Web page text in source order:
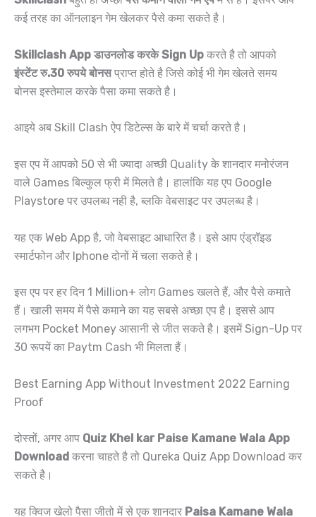
कई तरह का ऑनलाइन गेम खेलकर पैसे कमा सकते है।
Skillclash App डाउनलोड करके Sign Up करते है तो आपको
इंस्टेंट रु.30 रुपये बोनसप्राप्त होते है जिसे कोई भी गेम खेलते समय
बोनस इस्तेमाल करके पैसा कमा सकते है।
आइये अब Skill Clash ऐप डिटेल्स के बारे में चर्चा करते है।
इस एप में आपको 50 से भी ज्यादा अच्छी Quality के शानदार मनोरंजन
वाले Games बिल्कुल फ्री में मिलते है। हालांकि यह एप Google
Playstore पर उपलब्ध नही है, ब्लकि वेबसाइट पर उपलब्ध है।
यह एक Web App है, जो वेबसाइट आधारित है। इसे आप एंड्रॉइड
स्मार्टफोन और Iphone दोनों में चला सकते है।
इस एप पर हर दिन 1 Million+ लोग Games खलते हैं, और पैसे कमाते
हैं। खाली समय में पैसे कमाने का यह सबसे अच्छा एप है। इससे आप
लगभग Pocket Money आसानी से जीत सकते है। इसमें Sign-Up पर
30 रूपयें का Paytm Cash भी मिलता हैं।
Best Earning App Without Investment 2022 Earning
Proof
दोस्तों, अगर आप Quiz Khel kar Paise Kamane Wala App
Download करना चाहते है तो Qureka Quiz App Download कर
सकते है।
यह क्विज खेलो पैसा जीतो में से एक शानदार Paisa Kamane Wala